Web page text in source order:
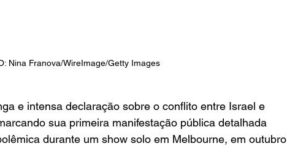
Nina Franova/WireImage/Getty Images
e intensa declaração sobre o conflito entre Israel e
sua primeira manifestação pública detalhada
durante um show solo em Melbourne, em outubro